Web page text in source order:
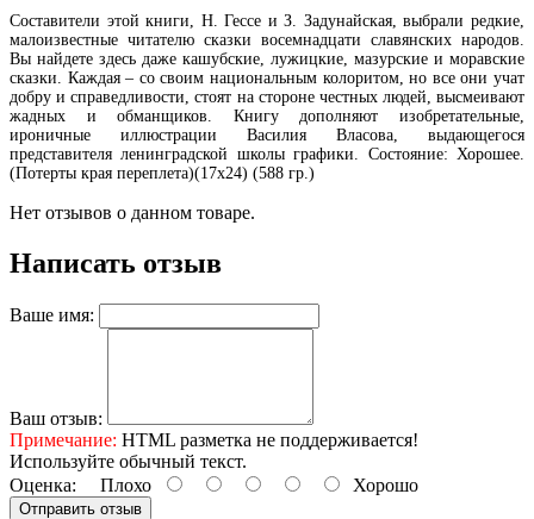
Составители этой книги, Н. Гессе и З. Задунайская, выбрали редкие,
малоизвестные читателю сказки восемнадцати славянских народов.
Вы найдете здесь даже кашубские, лужицкие, мазурские и моравские
сказки. Каждая – со своим национальным колоритом, но все они учат
добру и справедливости, стоят на стороне честных людей, высмеивают
жадных и обманщиков. Книгу дополняют изобретательные,
ироничные иллюстрации Василия Власова, выдающегося
представителя ленинградской школы графики. Состояние: Хорошее.
(Потерты края переплета)(17х24) (588 гр.)
Нет отзывов о данном товаре.
Написать отзыв
Ваше имя:
Ваш отзыв:
Примечание: HTML разметка не поддерживается!
Используйте обычный текст.
Оценка: Плохо Хорошо
Отправить отзыв